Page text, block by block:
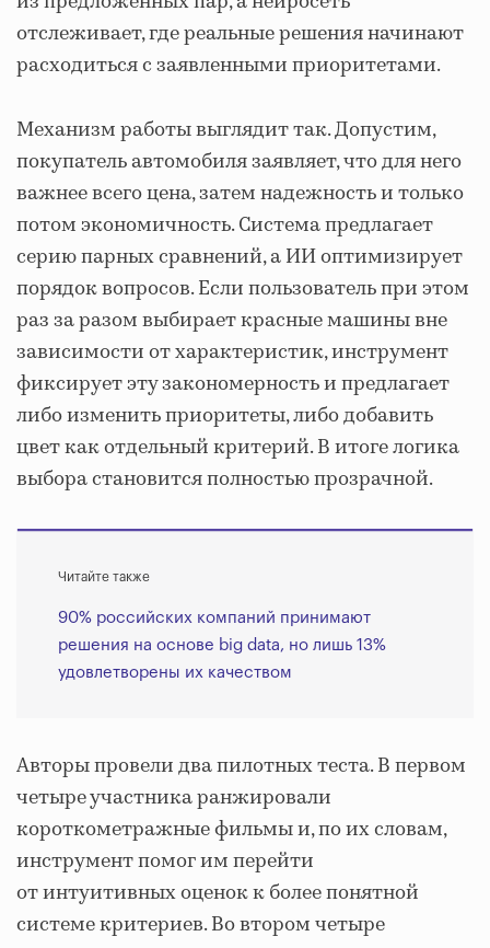
отслеживает, где реальные решения начинают
расходиться с заявленными приоритетами.
Механизм работы выглядит так. Допустим,
покупатель автомобиля заявляет, что для него
важнее всего цена, затем надежность и только
потом экономичность. Система предлагает
серию парных сравнений, а ИИ оптимизирует
порядок вопросов. Если пользователь при этом
раз за разом выбирает красные машины вне
зависимости от характеристик, инструмент
фиксирует эту закономерность и предлагает
либо изменить приоритеты, либо добавить
цвет как отдельный критерий. В итоге логика
выбора становится полностью прозрачной.
Читайте также
90% российских компаний принимают
решения на основе big data, но лишь 13%
удовлетворены их качеством
Авторы провели два пилотных теста. В первом
четыре участника ранжировали
короткометражные фильмы и, по их словам,
инструмент помог им перейти
от интуитивных оценок к более понятной
системе критериев. Во втором четыре